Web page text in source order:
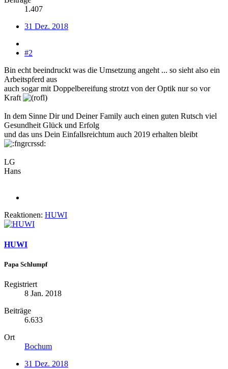
1.407
31 Dez. 2018
#2
Bin echt beeindruckt was die Umsetzung angeht ... so sieht also ein
Arbeitspferd aus
auch sogar mit Doppelbereifung strotzt von der Optik nur so vor
Kraft
In dem Sinne Dir und Deiner Family auch einen guten Rutsch viel
Gesundheit Glück und Erfolg
und das uns Dein Einfallsreichtum auch 2019 erhalten bleibt
LG
Hans
Reaktionen: HUWI
HUWI
Papa Schlumpf
Registriert
8 Jan. 2018
Beiträge
6.633
Ort
Bochum
31 Dez. 2018